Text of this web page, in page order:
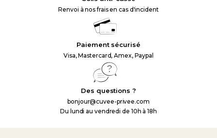
Renvoi à nos frais en cas d'incident
Paiement sécurisé
Visa, Mastercard, Amex, Paypal
Des questions ?
bonjour@cuvee-privee.com
Du lundi au vendredi de 10h à 18h